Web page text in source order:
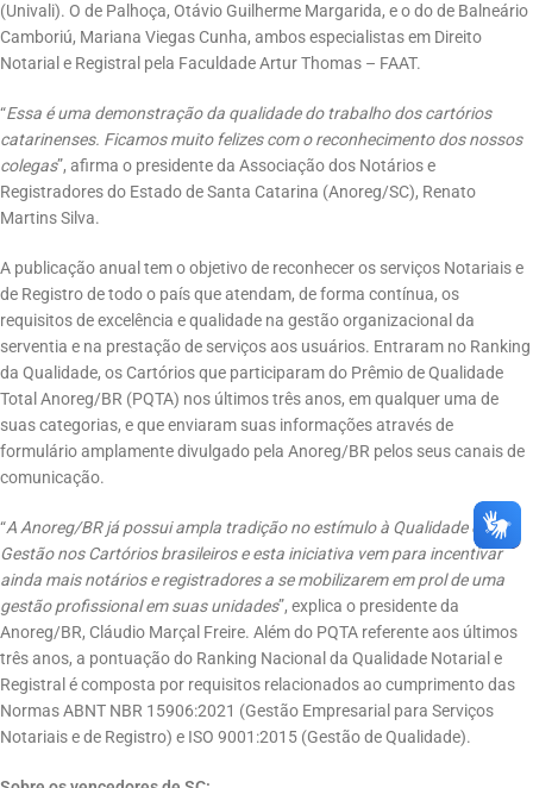
(Univali). O de Palhoça, Otávio Guilherme Margarida, e o do de Balneário
Camboriú, Mariana Viegas Cunha, ambos especialistas em Direito
Notarial e Registral pela Faculdade Artur Thomas – FAAT.
“Essa é uma demonstração da qualidade do trabalho dos cartórios
catarinenses. Ficamos muito felizes com o reconhecimento dos nossos
colegas”, afirma o presidente da Associação dos Notários e
Registradores do Estado de Santa Catarina (Anoreg/SC), Renato
Martins Silva.
A publicação anual tem o objetivo de reconhecer os serviços Notariais e
de Registro de todo o país que atendam, de forma contínua, os
requisitos de excelência e qualidade na gestão organizacional da
serventia e na prestação de serviços aos usuários. Entraram no Ranking
da Qualidade, os Cartórios que participaram do Prêmio de Qualidade
Total Anoreg/BR (PQTA) nos últimos três anos, em qualquer uma de
suas categorias, e que enviaram suas informações através de
formulário amplamente divulgado pela Anoreg/BR pelos seus canais de
comunicação.
“A Anoreg/BR já possui ampla tradição no estímulo à Qualidade e à
Gestão nos Cartórios brasileiros e esta iniciativa vem para incentivar
ainda mais notários e registradores a se mobilizarem em prol de uma
gestão profissional em suas unidades”, explica o presidente da
Anoreg/BR, Cláudio Marçal Freire. Além do PQTA referente aos últimos
três anos, a pontuação do Ranking Nacional da Qualidade Notarial e
Registral é composta por requisitos relacionados ao cumprimento das
Normas ABNT NBR 15906:2021 (Gestão Empresarial para Serviços
Notariais e de Registro) e ISO 9001:2015 (Gestão de Qualidade).